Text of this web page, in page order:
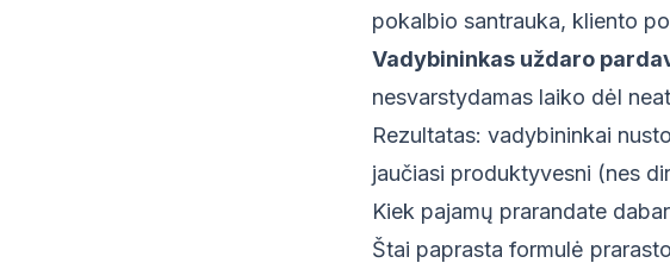
pokalbio santrauka, kliento
Vadybininkas uždaro
nesvarstydamas laiko dėl
Rezultatas: vadybininkai
jaučiasi produktyvesni (nes
Kiek pajamų prarandate
Štai paprasta formulė